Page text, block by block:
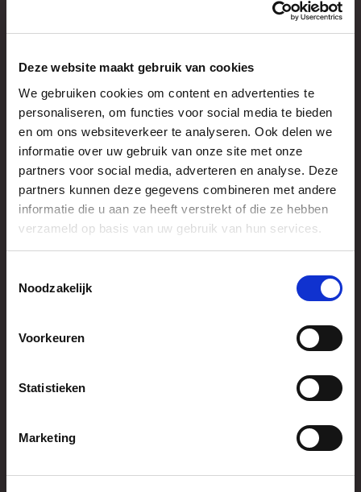
Deze website maakt gebruik van cookies
We gebruiken cookies om content en advertenties te
personaliseren, om functies voor social media te bieden
en om ons websiteverkeer te analyseren. Ook delen we
informatie over uw gebruik van onze site met onze
partners voor social media, adverteren en analyse. Deze
partners kunnen deze gegevens combineren met andere
informatie die u aan ze heeft verstrekt of die ze hebben
verzameld op basis van uw gebruik van hun services.
Noodzakelijk
Voorkeuren
Statistieken
Marketing
Paardentrailers
Vergelijking
Veetrailer